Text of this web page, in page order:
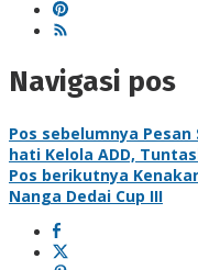
Navigasi pos
Pos sebelumnya Pesan
hati Kelola ADD,
Pos berikutnya
Nanga Dedai Cup III